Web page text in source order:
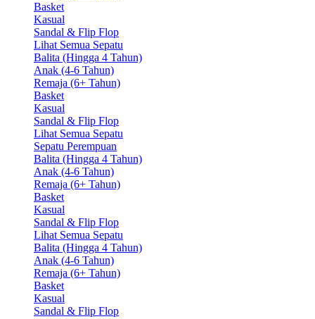
Basket
Kasual
Sandal & Flip Flop
Lihat Semua Sepatu
Balita (Hingga 4 Tahun)
Anak (4-6 Tahun)
Remaja (6+ Tahun)
Basket
Kasual
Sandal & Flip Flop
Lihat Semua Sepatu
Sepatu Perempuan
Balita (Hingga 4 Tahun)
Anak (4-6 Tahun)
Remaja (6+ Tahun)
Basket
Kasual
Sandal & Flip Flop
Lihat Semua Sepatu
Balita (Hingga 4 Tahun)
Anak (4-6 Tahun)
Remaja (6+ Tahun)
Basket
Kasual
Sandal & Flip Flop